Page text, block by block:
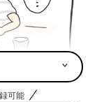
可能